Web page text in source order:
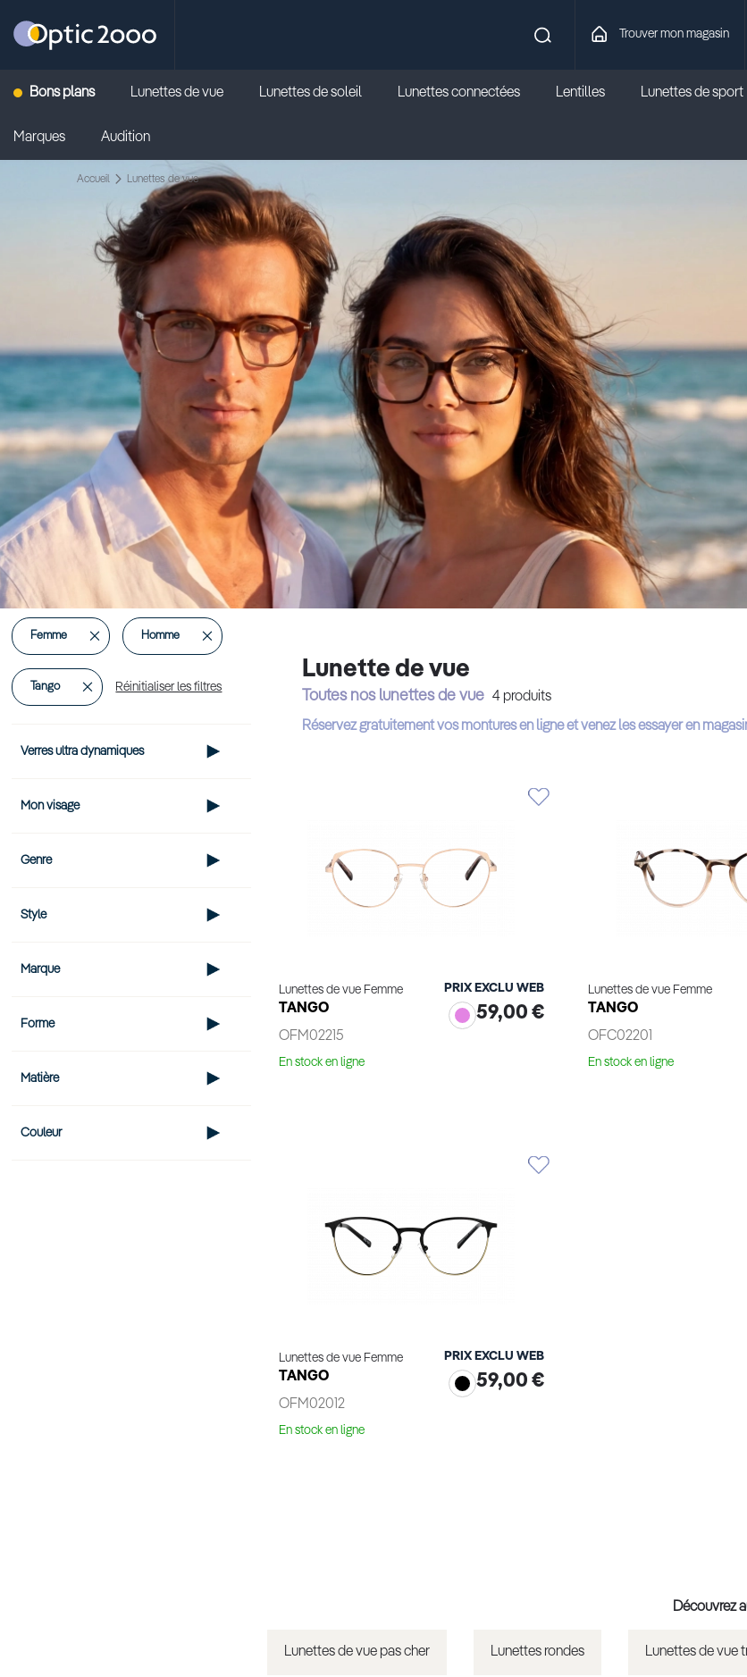
Retour vers la page d'accueil Trouver mon magasin
Bons plans Lunettes de vue Lunettes de soleil Lunettes connectées Lentilles Lunettes de sport
Marques Audition
Accueil Lunettes de vue
Lunette de vue
Toutes nos lunettes de vue 4produits
Réservez gratuitement vos montures en ligne et venez les essayer en
Lunettes de vue Femme
TANGO
OFM02215
PRIX EXCLU WEB
59,00 €
En stock en ligne
Lunettes de vue Femme
TANGO
OFC02201
En stock en ligne
Lunettes de vue Femme
TANGO
OFM02012
PRIX EXCLU WEB
59,00 €
En stock en ligne
Découvrez
Lunettes de vue pas cher Lunettes rondes Lunettes de vue
Verres ultra dynamiques
Mon visage
Genre
Style
Marque
Forme
Matière
Couleur
Femme SupprimerHomme Supprimer
Tango Supprimer
Élément
Réinitialiser les filtres